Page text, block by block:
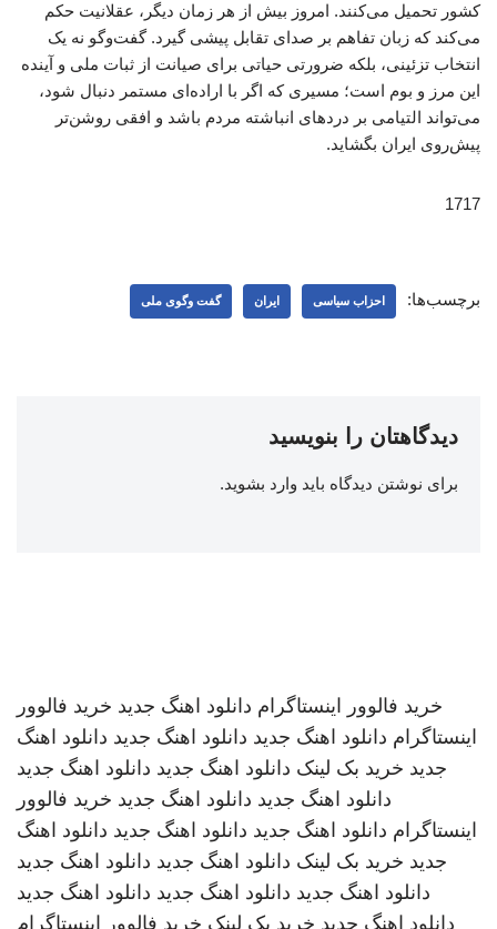
کشور تحمیل می‌کنند. امروز بیش از هر زمان دیگر، عقلانیت حکم
می‌کند که زبان تفاهم بر صدای تقابل پیشی گیرد. گفت‌وگو نه یک
انتخاب تزئینی، بلکه ضرورتی حیاتی برای صیانت از ثبات ملی و آینده
این مرز و بوم است؛ مسیری که اگر با اراده‌ای مستمر دنبال شود،
می‌تواند التیامی بر دردهای انباشته مردم باشد و افقی روشن‌تر
پیش‌روی ایران بگشاید.
1717
برچسب‌ها: احزاب سیاسی ایران گفت وگوی ملی
دیدگاهتان را بنویسید
برای نوشتن دیدگاه باید وارد بشوید.
خرید فالوور اینستاگرام دانلود اهنگ جدید خرید فالوور
اینستاگرام دانلود اهنگ جدید دانلود اهنگ جدید دانلود اهنگ
جدید خرید بک لینک دانلود اهنگ جدید دانلود اهنگ جدید
دانلود اهنگ جدید دانلود اهنگ جدید خرید فالوور
اینستاگرام دانلود اهنگ جدید دانلود اهنگ جدید دانلود اهنگ
جدید خرید بک لینک دانلود اهنگ جدید دانلود اهنگ جدید
دانلود اهنگ جدید دانلود اهنگ جدید دانلود اهنگ جدید
دانلود اهنگ جدید خرید بک لینک خرید فالوور اینستاگرام